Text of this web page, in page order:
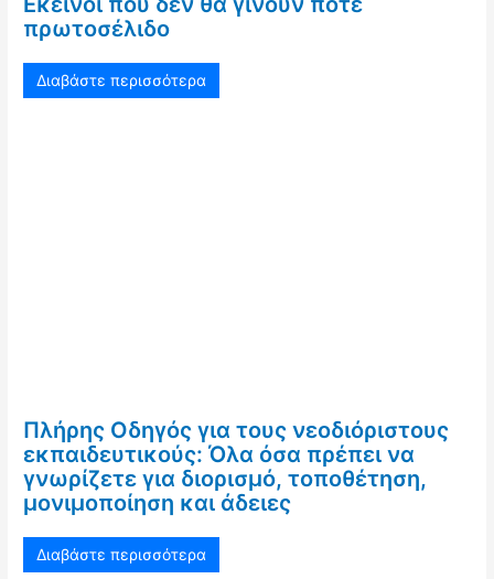
πρωτοσέλιδο
Διαβάστε περισσότερα
Πλήρης Οδηγός για τους νεοδιόριστους
εκπαιδευτικούς: Όλα όσα πρέπει να
γνωρίζετε για διορισμό, τοποθέτηση,
μονιμοποίηση και άδειες
Διαβάστε περισσότερα